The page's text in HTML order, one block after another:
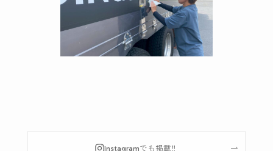
Instagramでも掲載‼︎